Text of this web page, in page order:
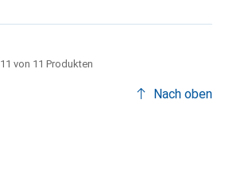
11 von 11 Produkten
Nach oben